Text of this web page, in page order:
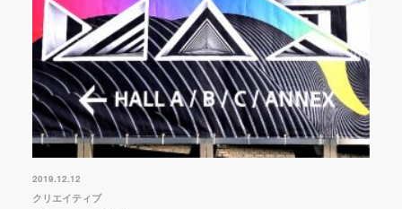
2019.12.12
クリエイティブ